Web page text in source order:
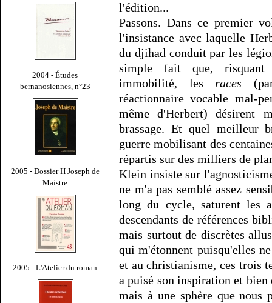
2004 - Études
bernanosiennes, n°23
2005 - Dossier H Joseph de
Maistre
2005 - L'Atelier du roman
l'édition...
Passons. Dans ce premier
l'insistance avec laquelle
du djihad conduit par les
simple fait que, risquant
immobilité, les races
réactionnaire vocable mal-
même d'Herbert) désirent
brassage. Et quel meilleur
guerre mobilisant des
répartis sur des milliers de
Klein insiste sur
ne m'a pas semblé assez
long du cycle, saturent les
descendants de références
mais surtout de discrètes
qui m'étonnent puisqu'elles
et au christianisme, ces trois
a puisé son inspiration et
mais à une sphère que nous